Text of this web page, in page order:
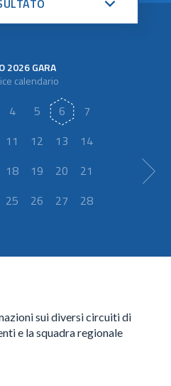
2026GARA
calendario
4 5 6
7
11 12 13
14
18 19 20
21
25 26 27
28
sui diversi circuiti di
e la squadra regionale